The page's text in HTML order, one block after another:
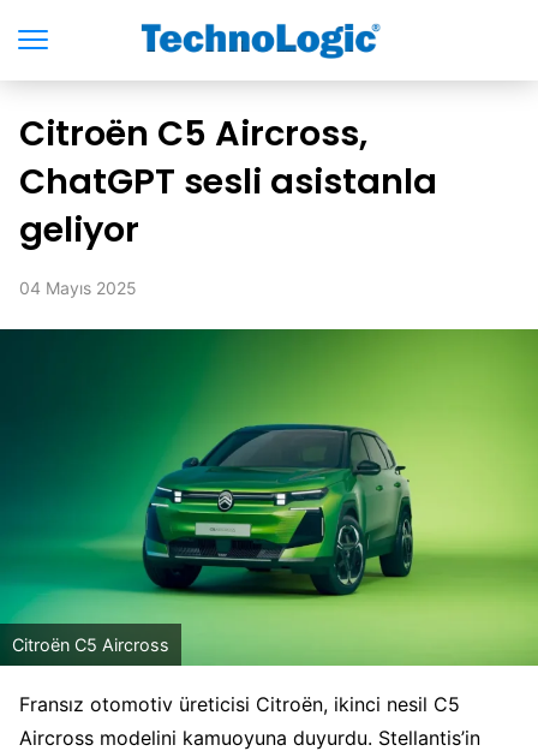
Citroën C5 Aircross,
ChatGPT sesli asistanla
geliyor
04 Mayıs 2025
Citroën C5 Aircross
Fransız otomotiv üreticisi Citroën, ikinci nesil C5
Aircross modelini kamuoyuna duyurdu. Stellantis’in